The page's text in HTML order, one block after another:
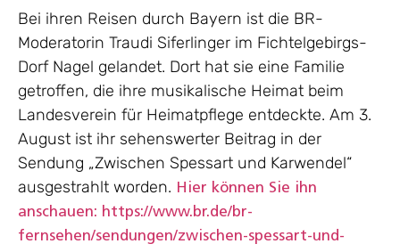
Bei ihren Reisen durch Bayern ist die BR-
Moderatorin Traudi Siferlinger im Fichtelgebirgs-
Dorf Nagel gelandet. Dort hat sie eine Familie
getroffen, die ihre musikalische Heimat beim
Landesverein für Heimatpflege entdeckte. Am 3.
August ist ihr sehenswerter Beitrag in der
Sendung „Zwischen Spessart und Karwendel“
ausgestrahlt worden. Hier können Sie ihn
anschauen: https://www.br.de/br-
fernsehen/sendungen/zwischen-spessart-und-